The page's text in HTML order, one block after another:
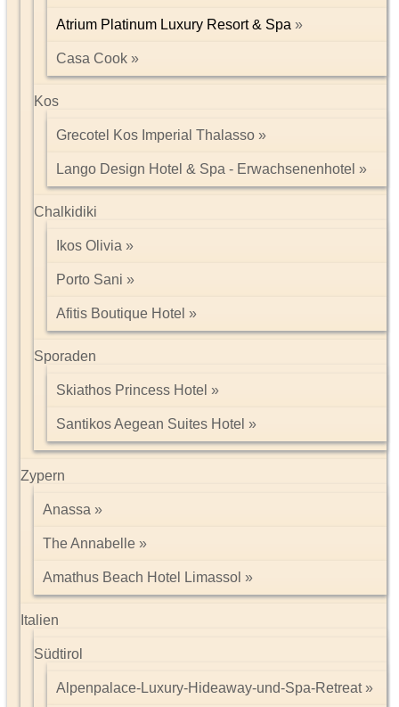
Atrium Platinum Luxury Resort & Spa
Casa Cook
Kos
Grecotel Kos Imperial Thalasso
Lango Design Hotel & Spa - Erwachsenenhotel
Chalkidiki
Ikos Olivia
Porto Sani
Afitis Boutique Hotel
Sporaden
Skiathos Princess Hotel
Santikos Aegean Suites Hotel
Zypern
Anassa
The Annabelle
Amathus Beach Hotel Limassol
Italien
Südtirol
Alpenpalace-Luxury-Hideaway-und-Spa-Retreat